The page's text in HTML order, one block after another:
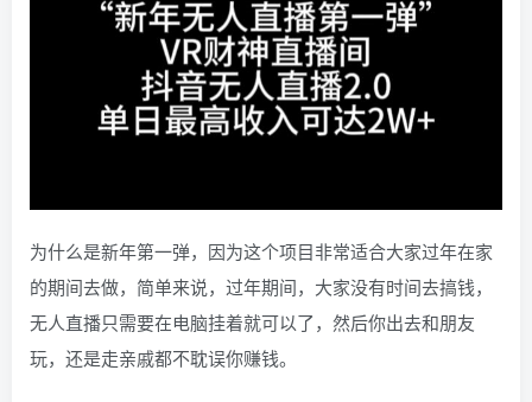
为什么是新年第一弹，因为这个项目非常适合大家过年在家
的期间去做，简单来说，过年期间，大家没有时间去搞钱，
无人直播只需要在电脑挂着就可以了，然后你出去和朋友
玩，还是走亲戚都不耽误你赚钱。